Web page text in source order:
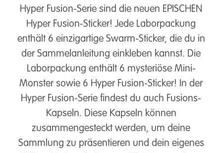
Hyper Fusion-Serie sind die neuen EPISCHEN
Hyper Fusion-Sticker! Jede Laborpackung
enthält 6 einzigartige Swarm-Sticker, die du in
der Sammelanleitung einkleben kannst. Die
Laborpackung enthält 6 mysteriöse Mini-
Monster sowie 6 Hyper Fusion-Sticker! In der
Hyper Fusion-Serie findest du auch Fusions-
Kapseln. Diese Kapseln können
zusammengesteckt werden, um deine
Sammlung zu präsentieren und dein eigenes